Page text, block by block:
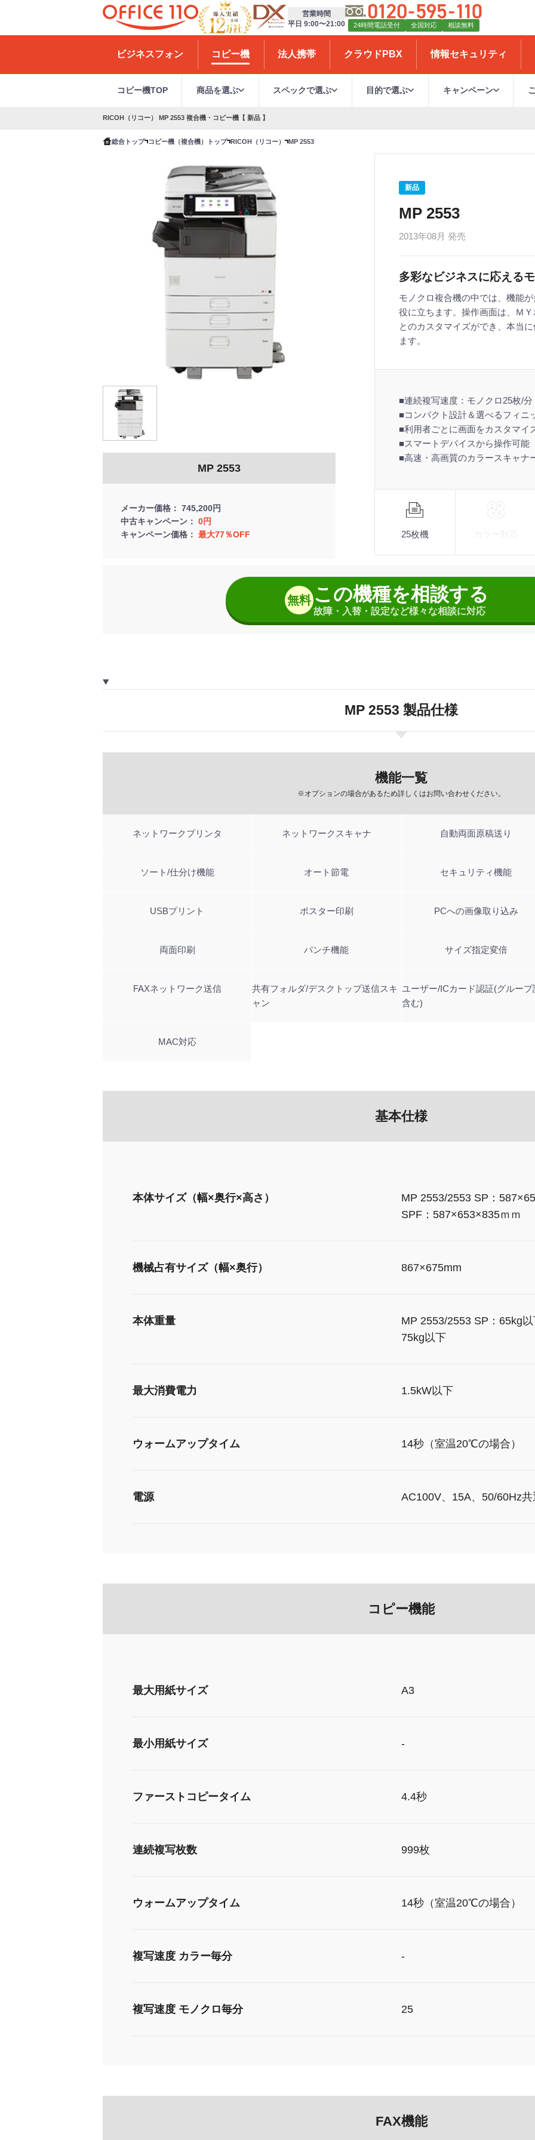
H
e
営業時間
平日 9:00〜21:00
24時間電話受付 全国対応 相談無料
ビジネスフォン コピー機 法人携帯 クラウドPBX 情報セキュリティ
コピー機TOP 商品を選ぶ スペックで選ぶ 目的で選ぶ キャンペーン
RICOH（リコー） MP 2553 複合機・コピー機【 新品 】
総合トップ コピー機（複合機）トップ RICOH（リコー） MP 2553
MP 2553
2013年08月 発売
新品
多彩なビジネスに応える
モノクロ複合機の中では、機能
役に立ちます。操作画面は、Ｍ
とのカスタマイズができ、本当
ます。
■連続複写速度：モノクロ25枚/分
■コンパクト設計＆選べるフィニ
■利用者ごとに画面をカスタマイ
■スマートデバイスから操作可能
■高速・高画質のカラースキャナ
25枚機
MP 2553
メーカー価格
745,200円
中古キャンペーン
0円
キャンペーン価格
最大77％OFF
無料この機種を相談する
故障・入替・設定など様々な相談に対応
MP 2553 製品仕様
機能一覧
※オプションの場合があるため詳しくはお問い合わせください。
ネットワークプリンタ ネットワークスキャナ 自動両面原稿送り
ソート/仕分け機能 オート節電 セキュリティ機能
USBプリント ポスター印刷 PCへの画像取り込み
両面印刷 パンチ機能 サイズ指定変倍
FAXネットワーク送信
共有フォルダ/デスクトップ送信スキ
ャン
ユーザー/ICカード認証(グループ
含む)
MAC対応
基本仕様
本体サイズ（幅×奥行×高さ）
MP 2553/2553 SP：
SPF：587×653×835ｍｍ
機械占有サイズ（幅×奥行） 867×675mm
本体重量
MP 2553/2553 SP：65kg
75kg以下
最大消費電力 1.5kW以下
ウォームアップタイム 14秒（室温20℃の場合）
電源 AC100V、15A、50/60Hz共
コピー機能
最大用紙サイズ A3
最小用紙サイズ -
ファーストコピータイム 4.4秒
連続複写枚数 999枚
ウォームアップタイム 14秒（室温20℃の場合）
複写速度 カラー毎分 -
複写速度 モノクロ毎分 25
FAX機能